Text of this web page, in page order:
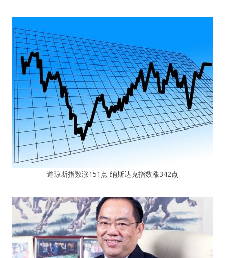
道琼斯指数涨151点 纳斯达克指数涨342点